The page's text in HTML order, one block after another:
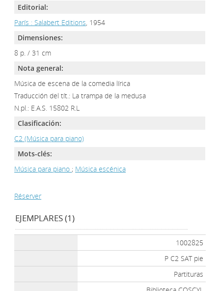
Editorial:
París : Salabert Editions, 1954
Dimensiones:
8 p. / 31 cm
Nota general:
Música de escena de la comedia lírica
Traducción del tít.: La trampa de la medusa
N.pl.: E.A.S. 15802 R.L
Clasificación:
C2 (Música para piano)
Mots-clés:
Música para piano ; Música escénica
Réserver
EJEMPLARES (1)
1002825
P C2 SAT pie
Partituras